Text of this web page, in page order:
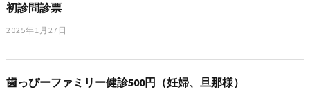
初診問診票
2025年1月27日
歯っぴーファミリー健診500円（妊婦、旦那様）